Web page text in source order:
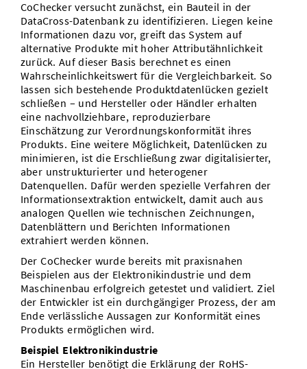
CoChecker versucht zunächst, ein Bauteil in der
DataCross-Datenbank zu identifizieren. Liegen keine
Informationen dazu vor, greift das System auf
alternative Produkte mit hoher Attributähnlichkeit
zurück. Auf dieser Basis berechnet es einen
Wahrscheinlichkeitswert für die Vergleichbarkeit. So
lassen sich bestehende Produktdatenlücken gezielt
schließen – und Hersteller oder Händler erhalten
eine nachvollziehbare, reproduzierbare
Einschätzung zur Verordnungskonformität ihres
Produkts. Eine weitere Möglichkeit, Datenlücken zu
minimieren, ist die Erschließung zwar digitalisierter,
aber unstrukturierter und heterogener
Datenquellen. Dafür werden spezielle Verfahren der
Informationsextraktion entwickelt, damit auch aus
analogen Quellen wie technischen Zeichnungen,
Datenblättern und Berichten Informationen
extrahiert werden können.
Der CoChecker wurde bereits mit praxisnahen
Beispielen aus der Elektronikindustrie und dem
Maschinenbau erfolgreich getestet und validiert. Ziel
der Entwickler ist ein durchgängiger Prozess, der am
Ende verlässliche Aussagen zur Konformität eines
Produkts ermöglichen wird.
Beispiel Elektronikindustrie
Ein Hersteller benötigt die Erklärung der RoHS-